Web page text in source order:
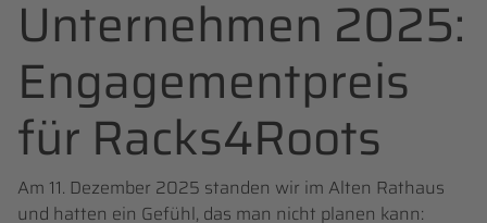
Unternehmen 2025:
Engagementpreis
für Racks4Roots
Am 11. Dezember 2025 standen wir im Alten Rathaus
und hatten ein Gefühl, das man nicht planen kann: